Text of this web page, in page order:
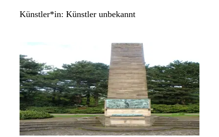
Künstler*in: Künstler unbekannt